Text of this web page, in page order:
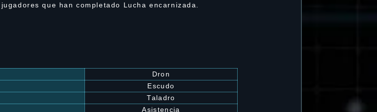
que han completado Lucha encarnizada.
Dron
Escudo
Taladro
Asistencia